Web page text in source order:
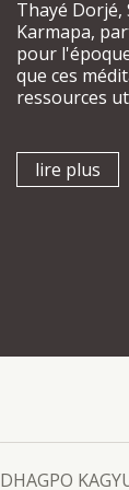
Thayé Dorjé,
Karmapa,
pour
que ces
ressources
lire plus
DHAGPO